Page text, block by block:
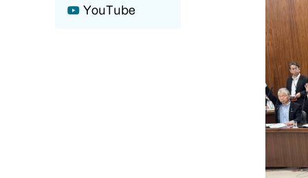
YouTube